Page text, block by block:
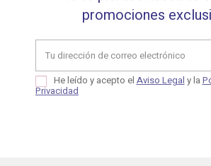
promociones
He leído y acepto el Aviso Legal y la
Privacidad